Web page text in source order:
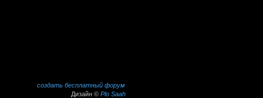
создать бесплатный форум
Дизайн © Plo Saah